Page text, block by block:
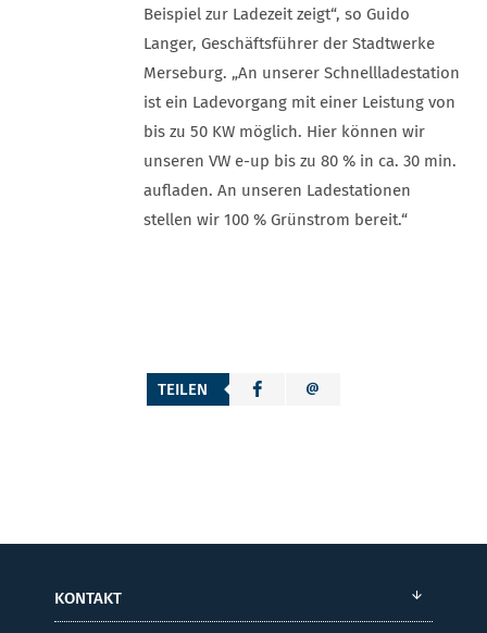
Beispiel zur Ladezeit zeigt“, so Guido
Langer, Geschäftsführer der Stadtwerke
Merseburg. „An unserer Schnellladestation
ist ein Ladevorgang mit einer Leistung von
bis zu 50 KW möglich. Hier können wir
unseren VW e-up bis zu 80 % in ca. 30 min.
aufladen. An unseren Ladestationen
stellen wir 100 % Grünstrom bereit.“
TEILEN
KONTAKT